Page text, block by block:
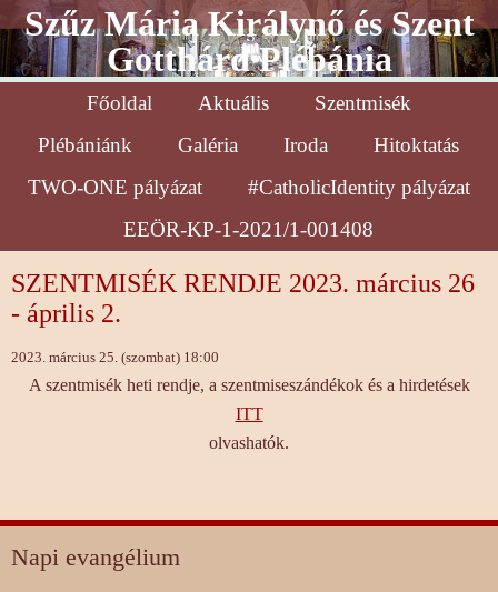
Szűz Mária Királynő és Szent
Gotthárd Plébánia
Főoldal Aktuális
Szentmisék
Plébániánk
Galéria Iroda
Hitoktatás
TWO-ONE pályázat
#CatholicIdentity pályázat
EEÖR-KP-1-2021/1-001408
SZENTMISÉK RENDJE 2023. március 26
- április 2.
2023. március 25. (szombat) 18:00
A szentmisék heti rendje, a szentmiseszándékok és a hirdetések
ITT
olvashatók.
Napi evangélium